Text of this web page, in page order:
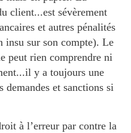
client...est sévèrement
et autres pénalités
insu sur son compte). Le
peut rien comprendre ni
y a toujours une
et sanctions si
à l’erreur par contre la